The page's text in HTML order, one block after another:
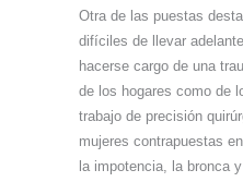
Otra de las puestas
difíciles de llevar
hacerse cargo de una
de los hogares como de
trabajo de precisión
mujeres contrapuestas
la impotencia, la bronca